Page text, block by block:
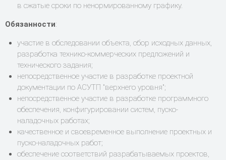
в сжатые сроки по ненормированному графику.
Обязанности:
участие в обследовании объекта, сбор исходных данных,
разработка технико-коммерческих предложений и
технического задания;
непосредственное участие в разработке проектной
документации по АСУТП "верхнего уровня";
непосредственное участие в разработке программного
обеспечения, конфигурировании систем, пуско-
наладочных работах;
качественное и своевременное выполнение проектных и
пуско-наладочных работ;
обеспечение соответствий разрабатываемых проектов,